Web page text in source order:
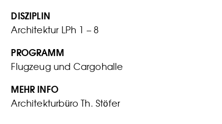
DISZIPLIN
Architektur LPh 1 – 8
PROGRAMM
Flugzeug und Cargohalle
MEHR INFO
Architekturbüro Th. Stöfer